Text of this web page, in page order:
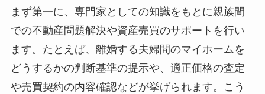
まず第一に、専門家としての知識をもとに親族間
での不動産問題解決や資産売買のサポートを行い
ます。たとえば、離婚する夫婦間のマイホームを
どうするかの判断基準の提示や、適正価格の査定
や売買契約の内容確認などが挙げられます。こう